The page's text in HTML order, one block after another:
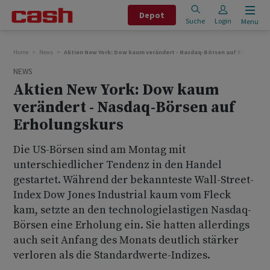
Depot
Suche Login Menu
Home News Aktien New York: Dow kaum verändert - Nasdaq-Börsen auf
NEWS
Aktien New York: Dow kaum
verändert - Nasdaq-Börsen auf
Erholungskurs
Die US-Börsen sind am Montag mit
unterschiedlicher Tendenz in den Handel
gestartet. Während der bekannteste Wall-Street-
Index Dow Jones Industrial kaum vom Fleck
kam, setzte an den technologielastigen Nasdaq-
Börsen eine Erholung ein. Sie hatten allerdings
auch seit Anfang des Monats deutlich stärker
verloren als die Standardwerte-Indizes.